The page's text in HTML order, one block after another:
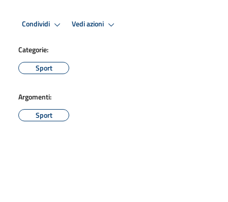
Condividi Vedi azioni
Categorie:
Sport
Argomenti:
Sport